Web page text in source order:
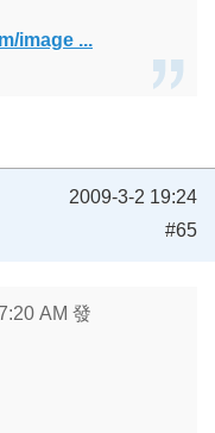
image ...
2009-3-2 19:24
#65
AM 發